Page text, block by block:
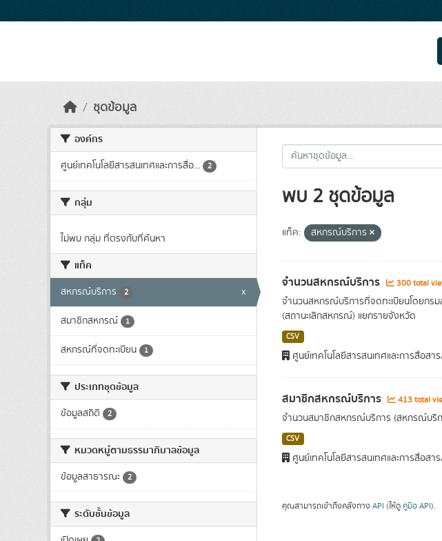
ชุดข้อมูล
องค์กร
ศูนย์เทคโนโลยีสารสนเทศและการสื่อ... 2
กลุ่ม
ไม่พบ กลุ่ม ที่ตรงกับที่ค้นหา
แท็ค
สหกรณ์บริการ 2 x
สมาชิกสหกรณ์ 1
สหกรณ์ที่จดทะเบียน 1
ประเภทชุดข้อมูล
ข้อมูลสถิติ 2
หมวดหมู่ตามธรรมาภิบาลข้อมูล
ข้อมูลสาธารณะ 2
ระดับชั้นข้อมูล
พบ 2 ชุดข้อมูล
แท็ค: สหกรณ์บริการ
จำนวนสหกรณ์บริการ 300 total
จำนวนสหกรณ์บริการที่จดทะเบียนโดยกรม
(สถานะเลิกสหกรณ์) แยกรายจังหวัด
CSV
ศูนย์เทคโนโลยีสารสนเทศและการสื่อส
สมาชิกสหกรณ์บริการ 413 total
จำนวนสมาชิกสหกรณ์บริการ (สหกรณ์บริ
CSV
ศูนย์เทคโนโลยีสารสนเทศและการสื่อส
คุณสามารถเข้าถึงคลังทาง API (ให้ดู คู่มือ API).